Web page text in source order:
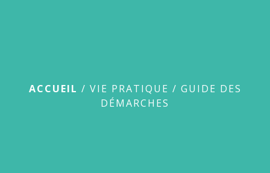
ACCUEIL / VIE PRATIQUE / GUIDE DES
DÉMARCHES